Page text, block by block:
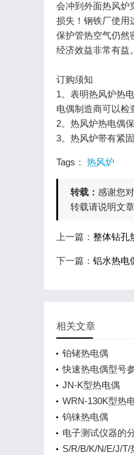
会冲到外面热风炉
损失！钢铁厂使用
保护管热空气仍然
经济效益非常有益。
订购须知
1。表明热风炉热
电偶制造商可以检
2。热风炉热电偶
3。热风炉带有紧
Tags： 热风炉
转载： 感谢您
转载请说明文章
上一篇： 整体钻孔
下一篇： 铝水热电
相关文章
铂铑热电偶
快速热电偶型号
JN-K型热电偶
WRN-130K型热
钨铼热电偶
电子测试仪器的
S/R/B/K/N/E/J/